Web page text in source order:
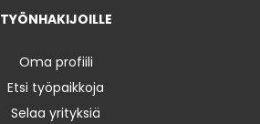
TYÖNHAKIJOILLE
Oma profiili
Etsi työpaikkoja
Selaa yrityksiä